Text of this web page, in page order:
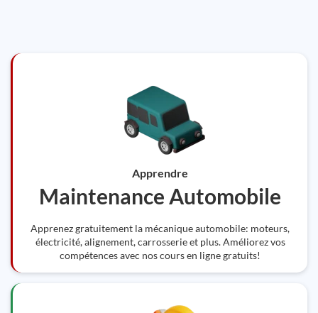
Apprendre
Maintenance Automobile
Apprenez gratuitement la mécanique automobile: moteurs,
électricité, alignement, carrosserie et plus. Améliorez vos
compétences avec nos cours en ligne gratuits!